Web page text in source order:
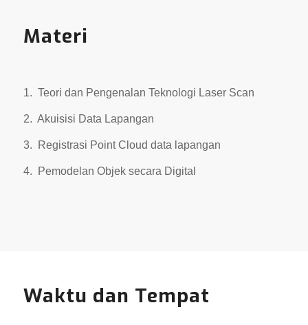
Materi
1. Teori dan Pengenalan Teknologi Laser Scan
2. Akuisisi Data Lapangan
3. Registrasi Point Cloud data lapangan
4. Pemodelan Objek secara Digital
Waktu dan Tempat